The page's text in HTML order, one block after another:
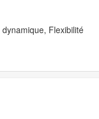
Flexibilité